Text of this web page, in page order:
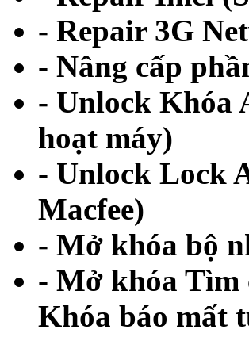
- Repair 3G
- Nâng cấp
- Unlock Khóa
hoạt máy)
- Unlock Lock
Macfee)
- Mở khóa bộ
- Mở khóa Tìm
Khóa báo mất